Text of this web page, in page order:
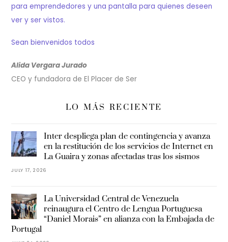
para emprendedores y una pantalla para quienes deseen
ver y ser vistos.
Sean bienvenidos todos
Alida Vergara Jurado
CEO y fundadora de El Placer de Ser
LO MÁS RECIENTE
Inter despliega plan de contingencia y avanza
en la restitución de los servicios de Internet en
La Guaira y zonas afectadas tras los sismos
JULY 17, 2026
La Universidad Central de Venezuela
reinaugura el Centro de Lengua Portuguesa
“Daniel Morais” en alianza con la Embajada de
Portugal